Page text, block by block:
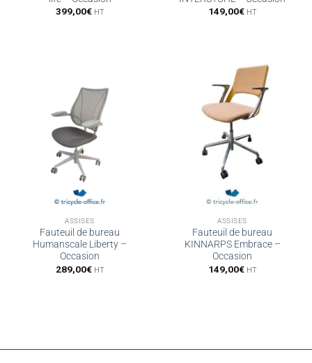
399,00€ HT
149,00€ HT
ASSISES
Fauteuil de bureau
Humanscale Liberty –
Occasion
289,00€ HT
ASSISES
Fauteuil de bureau
KINNARPS Embrace –
Occasion
149,00€ HT